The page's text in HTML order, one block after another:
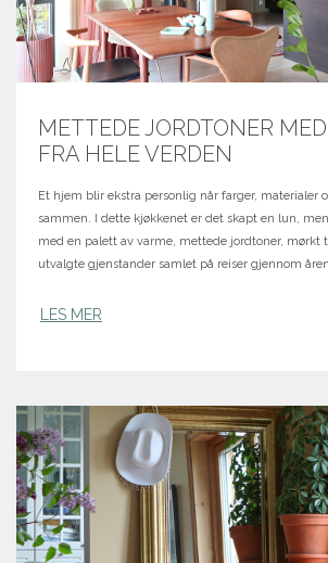
METTEDE JORDTONER
FRA HELE VERDEN
Et hjem blir ekstra personlig når farger, materialer
sammen. I dette kjøkkenet er det skapt en lun,
med en palett av varme, mettede jordtoner, mørkt
utvalgte gjenstander samlet på reiser gjennom
LES MER